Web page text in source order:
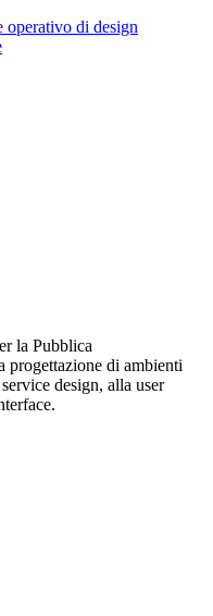
operativo di design
la Pubblica
progettazione di ambienti
design, alla user